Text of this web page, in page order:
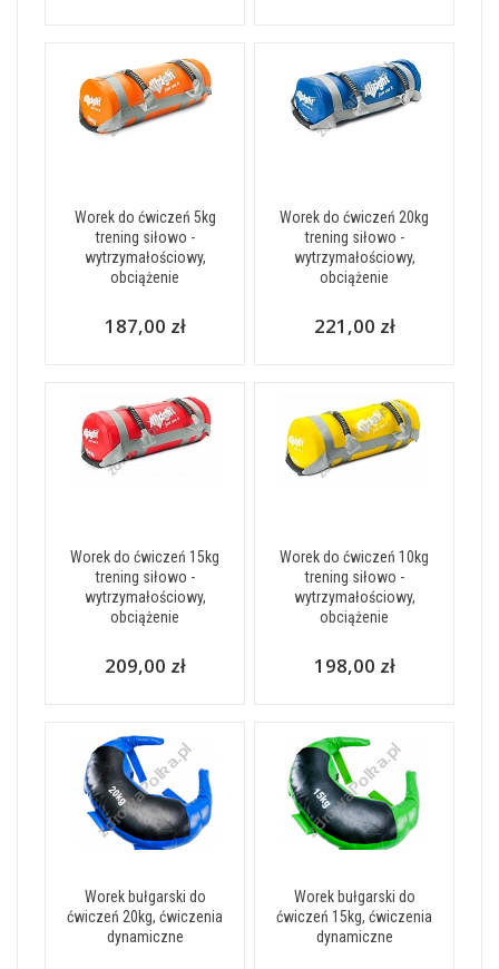
Worek do ćwiczeń 5kg
trening siłowo -
wytrzymałościowy,
obciążenie
187,00 zł
Worek do ćwiczeń 20kg
trening siłowo -
wytrzymałościowy,
obciążenie
221,00 zł
Worek do ćwiczeń 15kg
trening siłowo -
wytrzymałościowy,
obciążenie
209,00 zł
Worek do ćwiczeń 10kg
trening siłowo -
wytrzymałościowy,
obciążenie
198,00 zł
Worek bułgarski do
ćwiczeń 20kg, ćwiczenia
dynamiczne
Worek bułgarski do
ćwiczeń 15kg, ćwiczenia
dynamiczne